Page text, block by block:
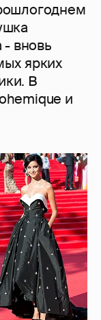
- вновь
ярких
В
и